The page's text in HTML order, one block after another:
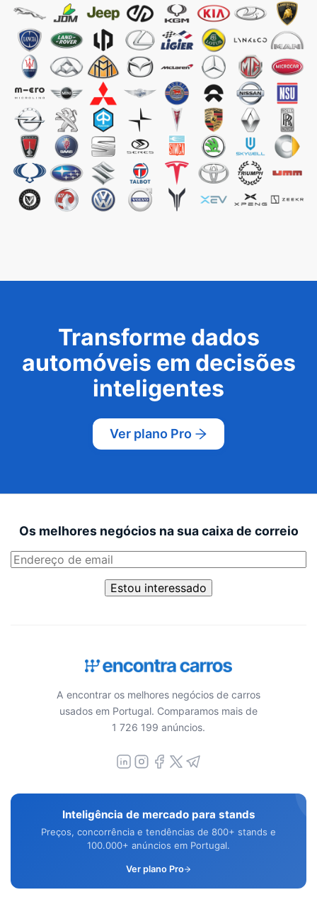
Transforme dados
automóveis em decisões
inteligentes
Ver plano Pro
Os melhores negócios na sua caixa de correio
Estou interessado
A encontrar os melhores negócios de carros
usados em Portugal. Comparamos mais de
1 726 199 anúncios.
Inteligência de mercado para stands
Preços, concorrência e tendências de 800+ stands e
100.000+ anúncios em Portugal.
Ver plano Pro